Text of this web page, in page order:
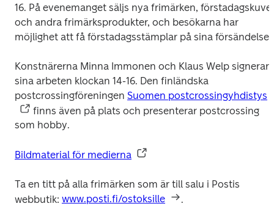
16. På evenemanget säljs nya frimärken,
och andra frimärksprodukter, och besökarna har
möjlighet att få förstadagsstämplar på sina försändelser.
Konstnärerna Minna Immonen och Klaus Welp signerar
sina arbeten klockan 14-16. Den finländska
postcrossingföreningen Suomen postcrossingyhdistys
finns även på plats och presenterar postcrossing
som hobby.
Bildmaterial för medierna
Ta en titt på alla frimärken som är till salu i Postis
webbutik: www.posti.fi/ostoksille .